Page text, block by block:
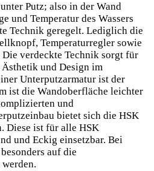
Putz; also in der Wand
und Temperatur des Wassers
Technik geregelt. Lediglich die
Temperaturregler sowie
Die verdeckte Technik sorgt für
und Design im
Unterputzarmatur ist der
ist die Wandoberfläche leichter
und
bietet sich die HSK
Diese ist für alle HSK
und Eckig einsetzbar. Bei
auf die